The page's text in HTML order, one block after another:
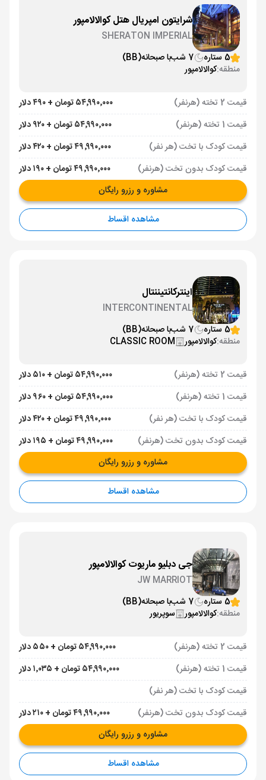
شرایتون امپریال هتل کوالالامپور
SHERATON IMPERIAL
5 ستاره
7 شب با صبحانه(BB)
منطقه:کوالالامپور
قیمت 2 تخته (هرنفر)
۵۴٬۹۹۰٬۰۰۰ تومان + ۴۹۰ دلار
قیمت 1 تخته (هرنفر)
۵۴٬۹۹۰٬۰۰۰ تومان + ۹۲۰ دلار
قیمت کودک با تخت (هر نفر)
۴۹٬۹۹۰٬۰۰۰ تومان + ۴۲۰ دلار
قیمت کودک بدون تخت (هرنفر)
۴۹٬۹۹۰٬۰۰۰ تومان + ۱۹۰ دلار
مشاوره و رزرو رایگان
مشاهده اقساط
اینترکانتیننتال
INTERCONTINENTAL
5 ستاره
7 شب با صبحانه(BB)
منطقه:کوالالامپور CLASSIC ROOM
قیمت 2 تخته (هرنفر)
۵۴٬۹۹۰٬۰۰۰ تومان + ۵۱۰ دلار
قیمت 1 تخته (هرنفر)
۵۴٬۹۹۰٬۰۰۰ تومان + ۹۶۰ دلار
قیمت کودک با تخت (هر نفر)
۴۹٬۹۹۰٬۰۰۰ تومان + ۴۲۰ دلار
قیمت کودک بدون تخت (هرنفر)
۴۹٬۹۹۰٬۰۰۰ تومان + ۱۹۵ دلار
مشاوره و رزرو رایگان
مشاهده اقساط
جی دبلیو ماریوت کوالالامپور
JW MARRIOT
5 ستاره
7 شب با صبحانه(BB)
منطقه:کوالالامپور سوپریور
قیمت 2 تخته (هرنفر)
۵۴٬۹۹۰٬۰۰۰ تومان + ۵۵۰ دلار
قیمت 1 تخته (هرنفر)
۵۴٬۹۹۰٬۰۰۰ تومان + ۱٬۰۳۵ دلار
قیمت کودک با تخت (هر نفر)
قیمت کودک بدون تخت (هرنفر)
۴۹٬۹۹۰٬۰۰۰ تومان + ۲۱۰ دلار
مشاوره و رزرو رایگان
مشاهده اقساط